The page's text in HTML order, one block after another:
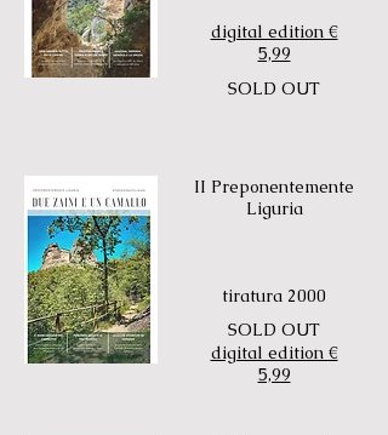
digital edition €
5,99
SOLD OUT
II Preponentemente
Liguria
tiratura 2000
SOLD OUT
digital edition €
5,99